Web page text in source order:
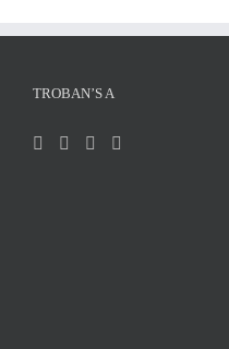
TROBAN’S A